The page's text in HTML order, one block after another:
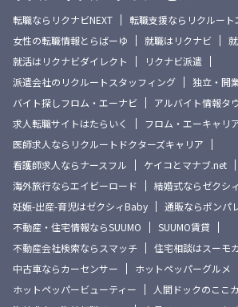
転職ならリクナビNEXT
転職支援ならリクルート
女性の転職情報とらばーゆ
就職はリクナビ
就活はリクナビダイレクト
リクナビ派遣
派遣会社のリクルートスタッフィング
独立・開
バイト探しフロム・エーナビ
アルバイト情報タ
求人転職サイトはたらいく
フロム・エーキャリ
医師求人ならリクルートドクターズキャリア
看護師求人ならナースフル
ケイコとマナブ.net
海外旅行ならエイビーロード
結婚式ならゼクシィ
妊娠-出産-育児はゼクシィBaby
通販ならポンパ
不動産・住宅情報ならSUUMO
SUUMO賃貸
不動産会社検索ならスマッチ
住宅相談はスーモ
中古車ならカーセンサー
ホットペッパーグルメ
ホットペッパービューティー
人間ドックのここ